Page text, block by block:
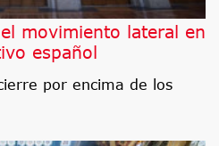
movimiento lateral en
español
por encima de los